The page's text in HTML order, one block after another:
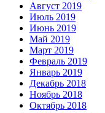
Август 2019
Июль 2019
Июнь 2019
Май 2019
Март 2019
Февраль 2019
Январь 2019
Декабрь 2018
Ноябрь 2018
Октябрь 2018